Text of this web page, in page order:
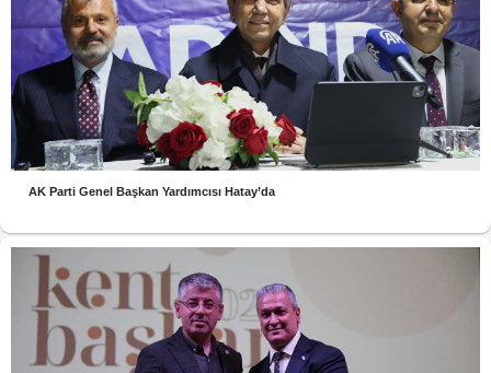
AK Parti Genel Başkan Yardımcısı Hatay’da